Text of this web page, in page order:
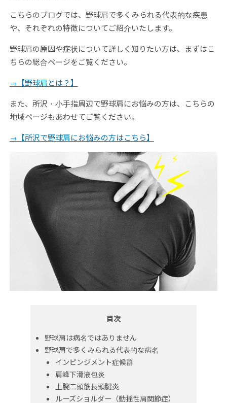
こちらのブログでは、野球肩で多くみられる代表的な疾患
や、それぞれの特徴についてご紹介いたします。
野球肩の原因や症状について詳しく知りたい方は、まずはこ
ちらの総合ページをご覧ください。
→【野球肩とは？】
また、所沢・小手指周辺で野球肩にお悩みの方は、こちらの
地域ページもあわせてご覧ください。
→【所沢で野球肩にお悩みの方はこちら】
目次
野球肩は病名ではありません
野球肩で多くみられる代表的な病名
インピンジメント症候群
肩峰下滑液包炎
上腕二頭筋長頭腱炎
ルーズショルダー（動揺性肩関節症）